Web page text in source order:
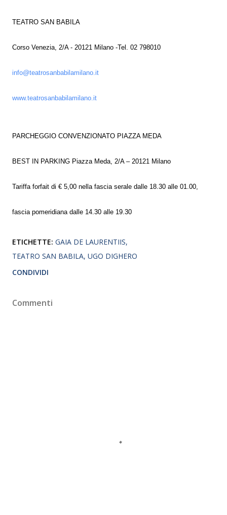
TEATRO SAN BABILA
Corso Venezia, 2/A - 20121 Milano -Tel. 02 798010
info@teatrosanbabilamilano.it
www.teatrosanbabilamilano.it
PARCHEGGIO CONVENZIONATO PIAZZA MEDA
BEST IN PARKING Piazza Meda, 2/A – 20121 Milano
Tariffa forfait di € 5,00 nella fascia serale dalle 18.30 alle 01.00,
fascia pomeridiana dalle 14.30 alle 19.30
ETICHETTE: GAIA DE LAURENTIIS
TEATRO SAN BABILA UGO DIGHERO
CONDIVIDI
Commenti